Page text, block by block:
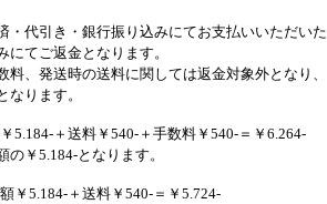
振り込みにてお支払いいただいた
となります。
料に関しては返金対象外となり、
す。
5.184-＋送料￥540-＋手数料￥540-＝￥6.264-
となります。
￥5.184-＋送料￥540-＝￥5.724-